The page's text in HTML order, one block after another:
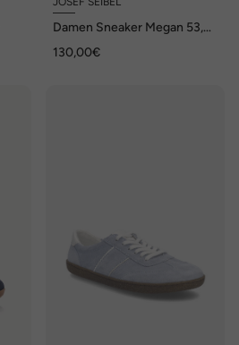
Damen Sneaker Megan 53,
130,00€